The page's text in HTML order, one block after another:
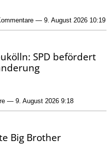
— 9. August 2026 10:19
SPD befördert
— 9. August 2026 9:18
Big Brother